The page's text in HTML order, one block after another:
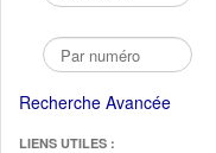
Recherche Avancée
LIENS UTILES :